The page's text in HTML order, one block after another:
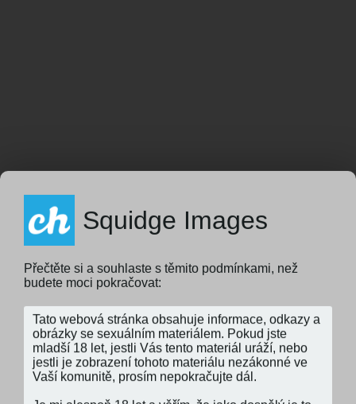
Squidge Images
Přečtěte si a souhlaste s těmito podmínkami, než
budete moci pokračovat: